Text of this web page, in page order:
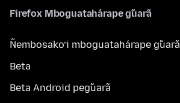
Firefox Mboguatahárape g̃uarã
Ñembosako’i mboguatahárape g̃uarã
Beta
Beta Android peg̃uarã